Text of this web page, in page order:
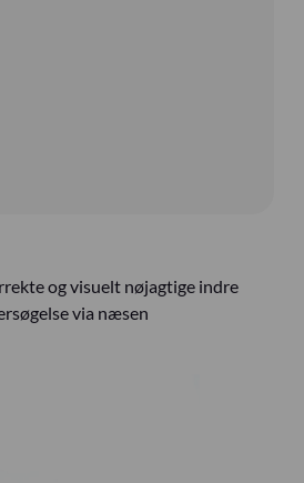
og visuelt nøjagtige indre
via næsen